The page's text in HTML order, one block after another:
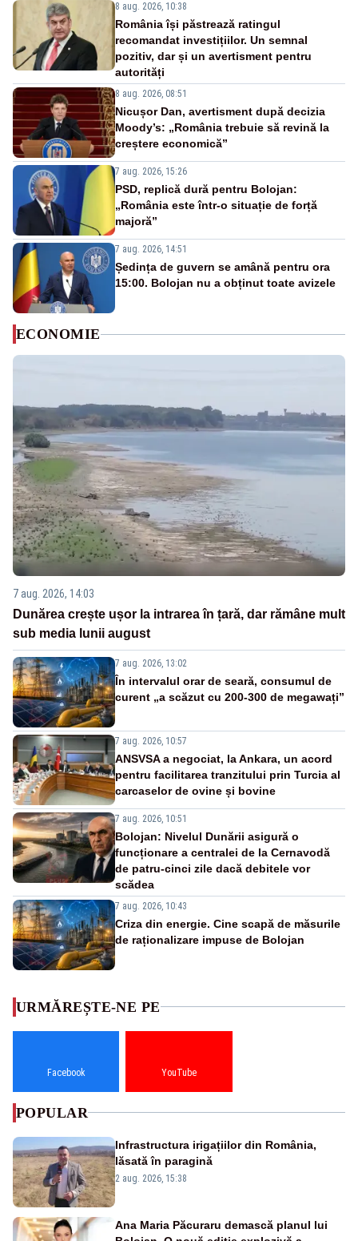
8 aug. 2026, 10:38
România își păstrează ratingul
recomandat investițiilor. Un semnal
pozitiv, dar și un avertisment pentru
autorități
8 aug. 2026, 08:51
Nicușor Dan, avertisment după decizia
Moody’s: „România trebuie să revină la
creștere economică”
7 aug. 2026, 15:26
PSD, replică dură pentru Bolojan:
„România este într-o situație de forță
majoră”
7 aug. 2026, 14:51
Ședința de guvern se amână pentru ora
15:00. Bolojan nu a obținut toate avizele
ECONOMIE
7 aug. 2026, 14:03
Dunărea crește ușor la intrarea în țară, dar rămâne mult
sub media lunii august
7 aug. 2026, 13:02
În intervalul orar de seară, consumul de
curent „a scăzut cu 200-300 de megawați”
7 aug. 2026, 10:57
ANSVSA a negociat, la Ankara, un acord
pentru facilitarea tranzitului prin Turcia al
carcaselor de ovine și bovine
7 aug. 2026, 10:51
Bolojan: Nivelul Dunării asigură o
funcționare a centralei de la Cernavodă
de patru-cinci zile dacă debitele vor
scădea
7 aug. 2026, 10:43
Criza din energie. Cine scapă de măsurile
de raționalizare impuse de Bolojan
URMĂREȘTE-NE PE
Facebook YouTube
POPULAR
Infrastructura irigațiilor din România,
lăsată în paragină
2 aug. 2026, 15:38
Ana Maria Păcuraru demască planul lui